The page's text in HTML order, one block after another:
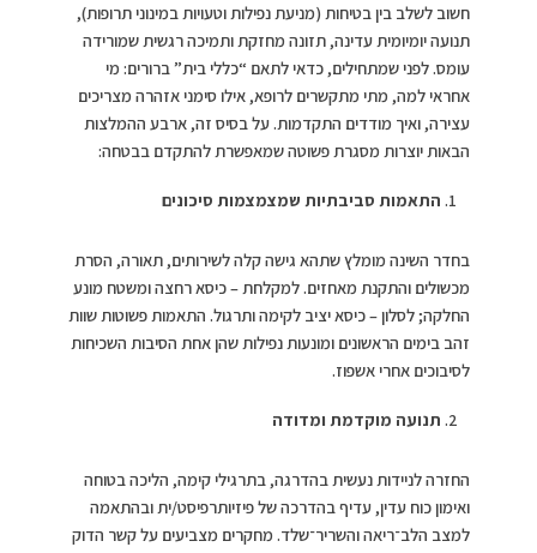
חשוב לשלב בין בטיחות (מניעת נפילות וטעויות במינוני תרופות),
תנועה יומיומית עדינה, תזונה מחזקת ותמיכה רגשית שמורידה
עומס. לפני שמתחילים, כדאי לתאם “כללי בית” ברורים: מי
אחראי למה, מתי מתקשרים לרופא, אילו סימני אזהרה מצריכים
עצירה, ואיך מודדים התקדמות. על בסיס זה, ארבע ההמלצות
הבאות יוצרות מסגרת פשוטה שמאפשרת להתקדם בבטחה:
התאמות סביבתיות שמצמצמות סיכונים
בחדר השינה מומלץ שתהא גישה קלה לשירותים, תאורה, הסרת
מכשולים והתקנת מאחזים. למקלחת – כיסא רחצה ומשטח מונע
החלקה; לסלון – כיסא יציב לקימה ותרגול. התאמות פשוטות שוות
זהב בימים הראשונים ומונעות נפילות שהן אחת הסיבות השכיחות
לסיבוכים אחרי אשפוז.
תנועה מוקדמת ומדודה
החזרה לניידות נעשית בהדרגה, בתרגילי קימה, הליכה בטוחה
ואימון כוח עדין, עדיף בהדרכה של פיזיותרפיסט/ית ובהתאמה
למצב הלב־ריאה והשריר־שלד. מחקרים מצביעים על קשר הדוק